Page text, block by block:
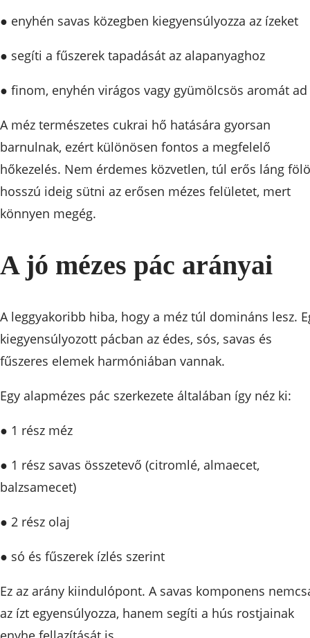
● enyhén savas közegben kiegyensúlyozza az ízeket
● segíti a fűszerek tapadását az alapanyaghoz
● finom, enyhén virágos vagy gyümölcsös aromát ad
A méz természetes cukrai hő hatására gyorsan
barnulnak, ezért különösen fontos a megfelelő
hőkezelés. Nem érdemes közvetlen, túl erős láng
hosszú ideig sütni az erősen mézes felületet, mert
könnyen megég.
A jó mézes pác arányai
A leggyakoribb hiba, hogy a méz túl domináns lesz.
kiegyensúlyozott pácban az édes, sós, savas és
fűszeres elemek harmóniában vannak.
Egy alapmézes pác szerkezete általában így néz ki:
● 1 rész méz
● 1 rész savas összetevő (citromlé, almaecet,
balzsamecet)
● 2 rész olaj
● só és fűszerek ízlés szerint
Ez az arány kiindulópont. A savas komponens
az ízt egyensúlyozza, hanem segíti a hús rostjainak